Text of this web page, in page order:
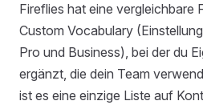
Fireflies hat eine vergleichbare
Custom Vocabulary
Pro und Business), bei der du
ergänzt, die dein Team
ist es eine einzige Liste auf